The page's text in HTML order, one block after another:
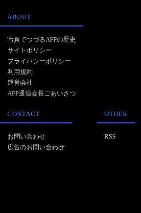
ABOUT
写真でつづるAFPの歴史
サイトポリシー
プライバシーポリシー
利用規約
運営会社
AFP通信会長ごあいさつ
CONTACT
お問い合わせ
広告のお問い合わせ
OTHER
RSS